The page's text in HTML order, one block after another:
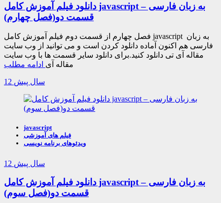
دانلود فیلم آموزش کامل javascript به زبان فارسی –
قسمت دو(فصل چهارم)
فصل چهارم از قسمت دوم فیلم آموزش کامل javascript به زبان
فارسی هم اکنون آماده دانلود کردن است و می توانید از وب سایت
مقاله آی تی دانلود کنید.برای دانلود سایر قسمت ها با وب سایت
مقاله آی ادامه مطلب
12 سال پیش
javascript
فیلم های آموزشی
ویدئوهای برنامه نویسی
12 سال پیش
دانلود فیلم آموزش کامل javascript به زبان فارسی –
قسمت دو(فصل سوم)